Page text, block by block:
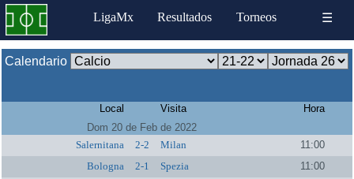
LigaMx Resultados Torneos ☰
Calendario
Local Visita
Hora
Dom 20 de Feb de 2022
Salernitana
2-2 Milan
11:00
Bologna
2-1 Spezia
11:00